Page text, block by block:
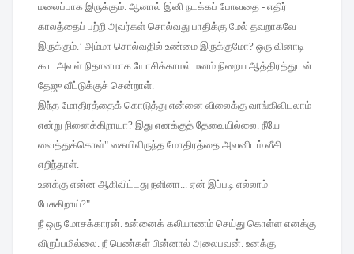
மலைப்பாக இருக்கும். ஆனால் இனி நடக்கப் போவதை - எதிர்
காலத்தைப் பற்றி அவர்கள் சொல்வது பாதிக்கு மேல் தவறாகவே
இருக்கும்.’ அம்மா சொல்வதில் உண்மை இருக்குமோ? ஒரு வினாடி
கூட அவள் நிதானமாக யோசிக்காமல் மனம் நிறைய ஆத்திரத்துடன்
தேஜு வீட்டுக்குச் சென்றாள்.
இந்த மோதிரத்தைக் கொடுத்து என்னை விலைக்கு வாங்கிவிடலாம்
என்று நினைக்கிறாயா? இது எனக்குத் தேவையில்லை. நீயே
வைத்துக்கொள்" கையிலிருந்த மோதிரத்தை அவனிடம் வீசி
எறிந்தாள்.
உனக்கு என்ன ஆகிவிட்டது நளினா... ஏன் இப்படி எல்லாம்
பேசுகிறாய்?"
நீ ஒரு மோசக்காரன். உன்னைக் கலியாணம் செய்து கொள்ள எனக்கு
விருப்பமில்லை. நீ பெண்கள் பின்னால் அலைபவன். உனக்கு